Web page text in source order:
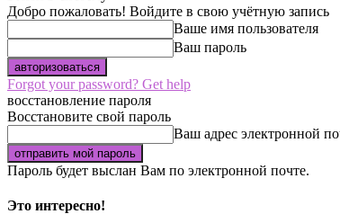
Добро пожаловать! Войдите в свою учётную запись
Ваше имя пользователя
Ваш пароль
Forgot your password? Get help
восстановление пароля
Восстановите свой пароль
Ваш адрес электронной
Пароль будет выслан Вам по электронной почте.
Это интересно!